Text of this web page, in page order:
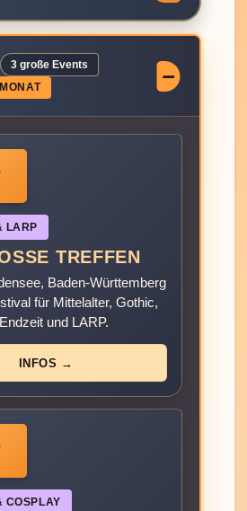
3 große Events
LARP
TREFFEN
Baden-Württemberg
für Mittelalter, Gothic,
und LARP.
INFOS →
COSPLAY